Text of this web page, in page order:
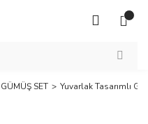
SET Yuvarlak Tasarımlı